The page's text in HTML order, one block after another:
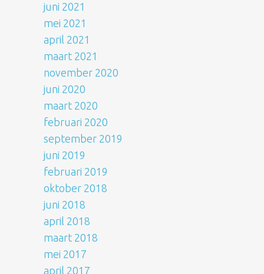
juni 2021
mei 2021
april 2021
maart 2021
november 2020
juni 2020
maart 2020
februari 2020
september 2019
juni 2019
februari 2019
oktober 2018
juni 2018
april 2018
maart 2018
mei 2017
april 2017